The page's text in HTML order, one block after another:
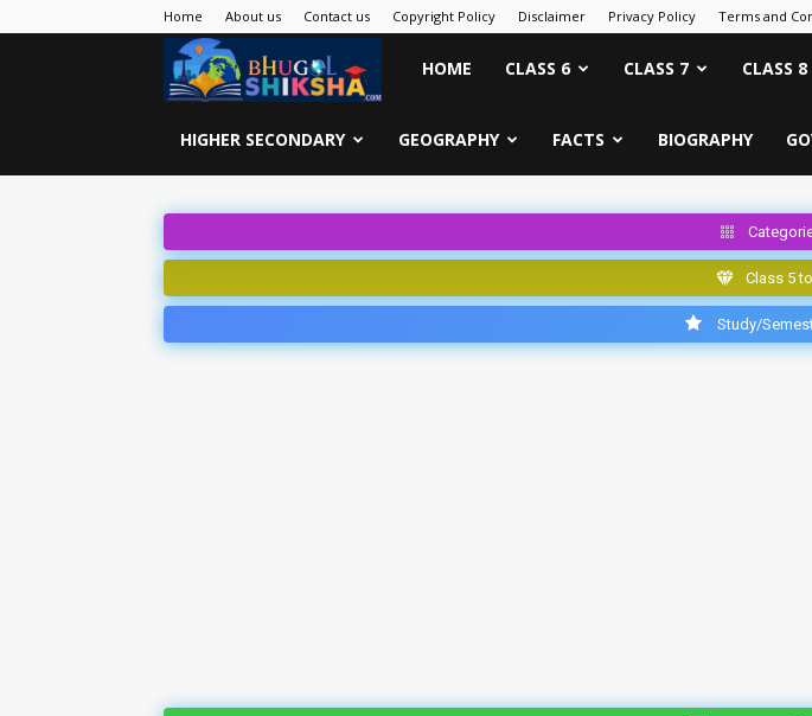
Home About us Contact us Copyright Policy Disclaimer Privacy Policy Terms and
Bhugol
Shiksha
HOME CLASS 6 CLASS 7 CLASS 8
HIGHER SECONDARY GEOGRAPHY FACTS BIOGRAPHY
Class 5
Study/